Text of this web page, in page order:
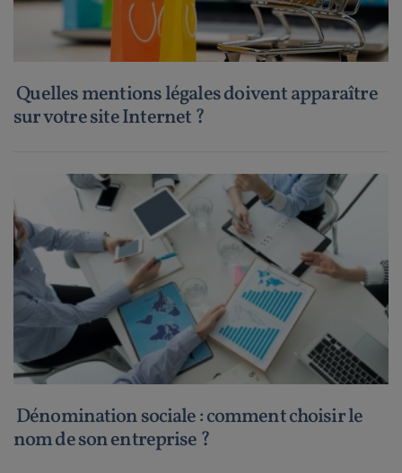
Quelles mentions légales doivent apparaître
sur votre site Internet ?
Dénomination sociale : comment choisir le
nom de son entreprise ?